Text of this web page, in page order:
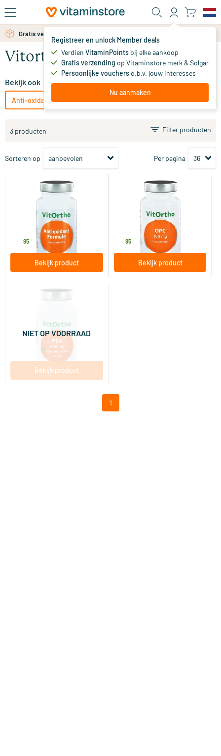
Ga naar de hoofdinhoud
Registreer en unlock Member deals
Verdien VitaminPoints bij elke aankoop
Gratis verzending op Vitaminstore merk & Solgar
Persoonlijke voucherso.b.v. jouw interesses
Nu aanmaken
Gratis verzending vanaf 25 euro
Vitortho anti-oxidanten
Bekijk ook
Anti-oxidanten Solgar Vitamins anti-oxidanten
3 producten Filter producten
Sorteren op Per pagina
Antioxidant formule met
astaxanthine
60 Plantaardige capsules
95
Bekijk product
OPC 100 mg
60 Plantaardige capsules
95
Bekijk product
(2)
30/​90 vegicaps
Vitortho
95
Bekijk product
NIET OP VOORRAAD
1